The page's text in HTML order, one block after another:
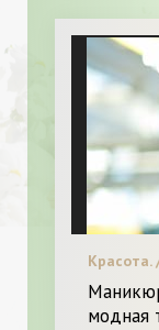
и Мода.
модная